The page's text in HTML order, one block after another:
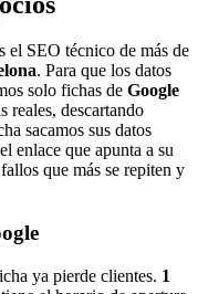
el SEO técnico de más de
. Para que los datos
solo fichas de Google
reales, descartando
sacamos sus datos
enlace que apunta a su
que más se repiten y
ya pierde clientes. 1